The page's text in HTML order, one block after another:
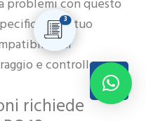
3
problemi con questo
del tuo
di
e controllo.
richiede